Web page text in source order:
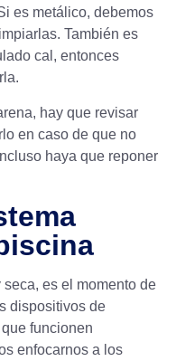
es metálico, debemos
También es
cal, entonces
hay que revisar
en caso de que no
haya que reponer
es el momento de
dispositivos de
funcionen
enfocarnos a los